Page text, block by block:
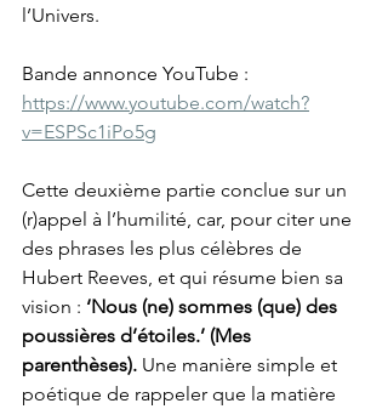
l’Univers.
Bande annonce YouTube :
https://www.youtube.com/watch?
v=ESPSc1iPo5g
Cette deuxième partie conclue sur un
(r)appel à l’humilité, car, pour citer une
des phrases les plus célèbres de
Hubert Reeves, et qui résume bien sa
vision : ‘Nous (ne) sommes (que) des
poussières d’étoiles.’ (Mes
parenthèses). Une manière simple et
poétique de rappeler que la matière